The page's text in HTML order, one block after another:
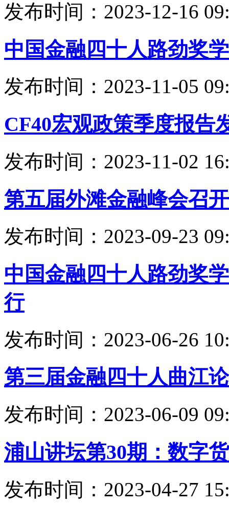
发布时间：2023-12-16
中国金融四十人路劲奖
发布时间：2023-11-05
CF40宏观政策季度报告
发布时间：2023-11-02
第五届外滩金融峰会召
发布时间：2023-09-23
中国金融四十人路劲奖
行
发布时间：2023-06-26
第三届金融四十人曲江
发布时间：2023-06-09
浦山讲坛第30期：数字
发布时间：2023-04-27